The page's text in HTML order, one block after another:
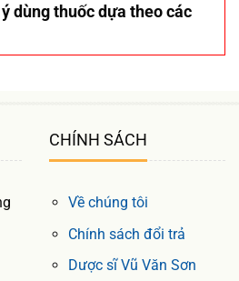
dùng thuốc dựa theo các
CHÍNH SÁCH
Về chúng tôi
Chính sách đổi trả
Dược sĩ Vũ Văn Sơn